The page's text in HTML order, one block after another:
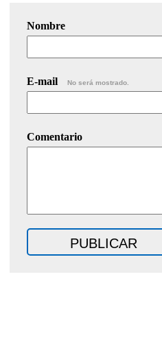
Nombre
E-mail No será mostrado.
Comentario